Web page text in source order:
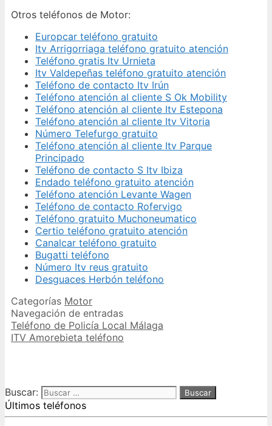
Otros teléfonos de Motor:
Europcar teléfono gratuito
Itv Arrigorriaga teléfono gratuito atención
Teléfono gratis Itv Urnieta
Itv Valdepeñas teléfono gratuito atención
Teléfono de contacto Itv Irún
Teléfono atención al cliente S Ok Mobility
Teléfono atención al cliente Itv Estepona
Teléfono atención al cliente Itv Vitoria
Número Telefurgo gratuito
Teléfono atención al cliente Itv Parque
Principado
Teléfono de contacto S Itv Ibiza
Endado teléfono gratuito atención
Teléfono atención Levante Wagen
Teléfono de contacto Rofervigo
Teléfono gratuito Muchoneumatico
Certio teléfono gratuito atención
Canalcar teléfono gratuito
Bugatti teléfono
Número Itv reus gratuito
Desguaces Herbón teléfono
Categorías Motor
Navegación de entradas
Teléfono de Policía Local Málaga
ITV Amorebieta teléfono
Buscar:
Últimos teléfonos